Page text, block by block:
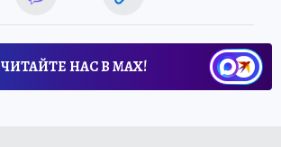
ЧИТАЙТЕ НАС В МАХ!